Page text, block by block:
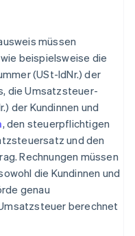
müssen
beispielsweise die
(USt-IdNr.) der
die Umsatzsteuer-
der Kundinnen und
, den steuerpflichtigen
und den
Rechnungen müssen
die Kundinnen und
genau
berechnet